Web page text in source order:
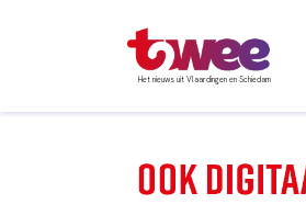
Het nieuws uit Vlaardingen en Schiedam